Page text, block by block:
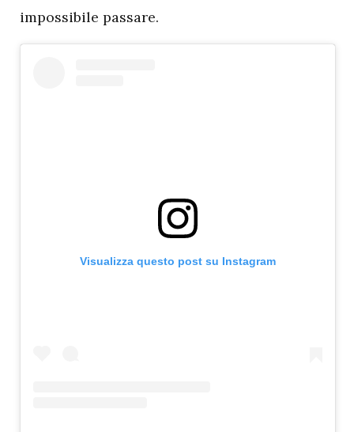
impossibile passare.
Visualizza questo post su Instagram